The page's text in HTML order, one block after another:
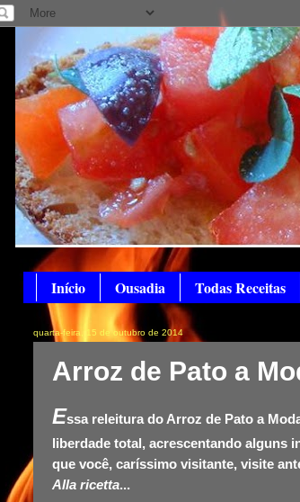
Início Ousadia Todas Receitas
quarta-feira, 15 de outubro de 2014
Arroz de Pato a
Essa releitura do Arroz de Pato a
liberdade total, acrescentando alguns
que você, caríssimo visitante, visite
Alla ricetta...